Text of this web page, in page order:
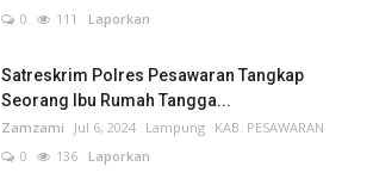
0
111 Laporkan
Satreskrim Polres Pesawaran Tangkap
Seorang Ibu Rumah Tangga...
Zamzami Jul 6, 2024 Lampung KAB. PESAWARAN
0
136 Laporkan